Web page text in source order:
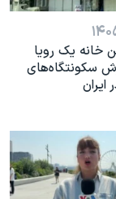
خانه یک رویا
سکونتگاه‌های